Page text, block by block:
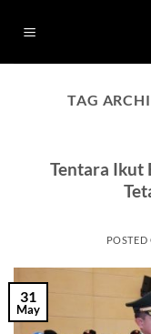
TAG
Tentara Ikut
31
May